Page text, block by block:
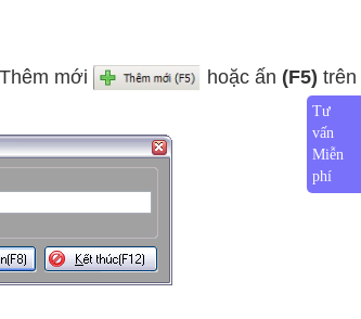
mới hoặc ấn (F5) trên
Tư
vấn
Miễn
phí